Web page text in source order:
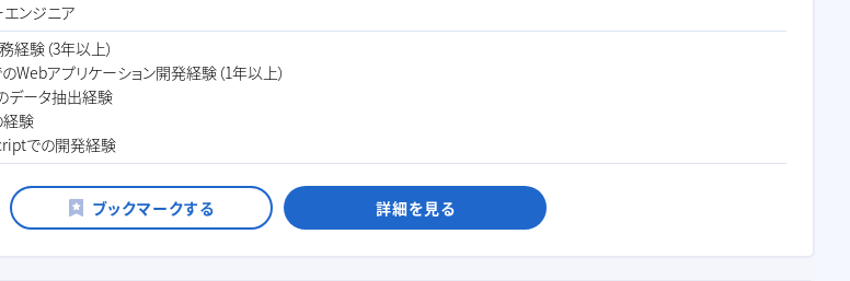
ンジニア
経験（3年以上）
Webアプリケーション開発経験（1年以上）
データ抽出経験
経験
での開発経験
詳細を見る